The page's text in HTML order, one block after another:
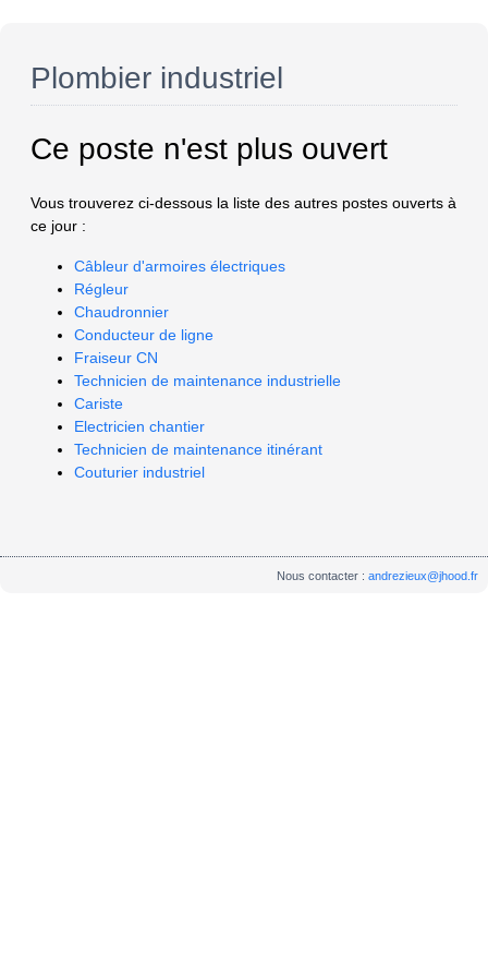
Plombier industriel
Ce poste n'est plus ouvert
Vous trouverez ci-dessous la liste des autres postes ouverts à
ce jour :
Câbleur d'armoires électriques
Régleur
Chaudronnier
Conducteur de ligne
Fraiseur CN
Technicien de maintenance industrielle
Cariste
Electricien chantier
Technicien de maintenance itinérant
Couturier industriel
Nous contacter :andrezieux@jhood.fr